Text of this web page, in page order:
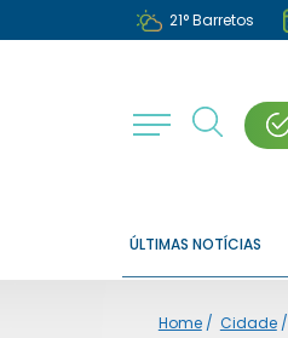
21°Barretos
ÚLTIMAS NOTÍCIAS
Home/ Cidade/